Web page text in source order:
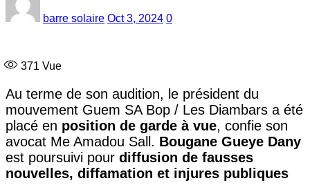
barre solaire Oct 3, 2024 0
371 Vue
Au terme de son audition, le président du
mouvement Guem SA Bop / Les Diambars a été
placé en position de garde à vue, confie son
avocat Me Amadou Sall. Bougane Gueye Dany
est poursuivi pour diffusion de fausses
nouvelles, diffamation et injures publiques